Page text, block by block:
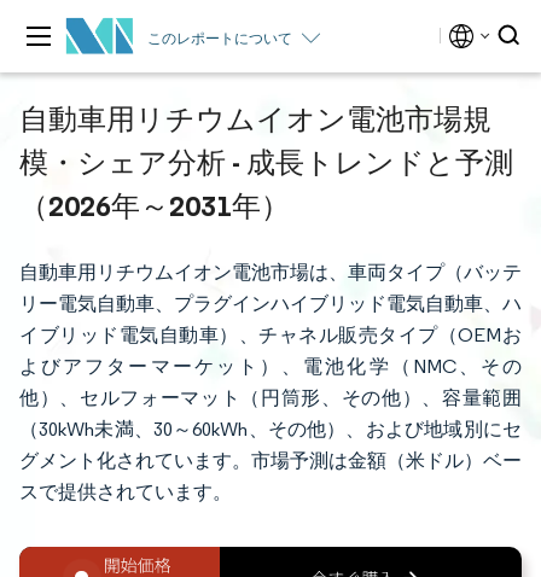
このレポートについて
自動車用リチウムイオン電池市場規
模・シェア分析 - 成長トレンドと予測
（2026年～2031年）
自動車用リチウムイオン電池市場は、車両タイプ（バッテ
リー電気自動車、プラグインハイブリッド電気自動車、ハ
イブリッド電気自動車）、チャネル販売タイプ（OEMお
よびアフターマーケット）、電池化学（NMC、その
他）、セルフォーマット（円筒形、その他）、容量範囲
（30kWh未満、30～60kWh、その他）、および地域別にセ
グメント化されています。市場予測は金額（米ドル）ベー
スで提供されています。